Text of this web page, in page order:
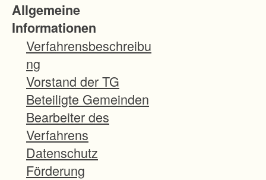
Allgemeine
Informationen
Verfahrensbeschreibu
ng
Vorstand der TG
Beteiligte Gemeinden
Bearbeiter des
Verfahrens
Datenschutz
Förderung